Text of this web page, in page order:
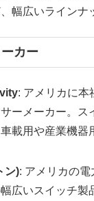
幅広いラインナ
カー
: アメリカに本
ーメーカー。ス
載用や産業機器
ン): アメリカの
広いスイッチ製